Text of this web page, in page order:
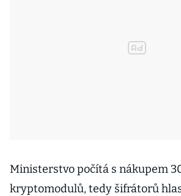
Ministerstvo počítá s nákupem
kryptomodulů, tedy šifrátorů